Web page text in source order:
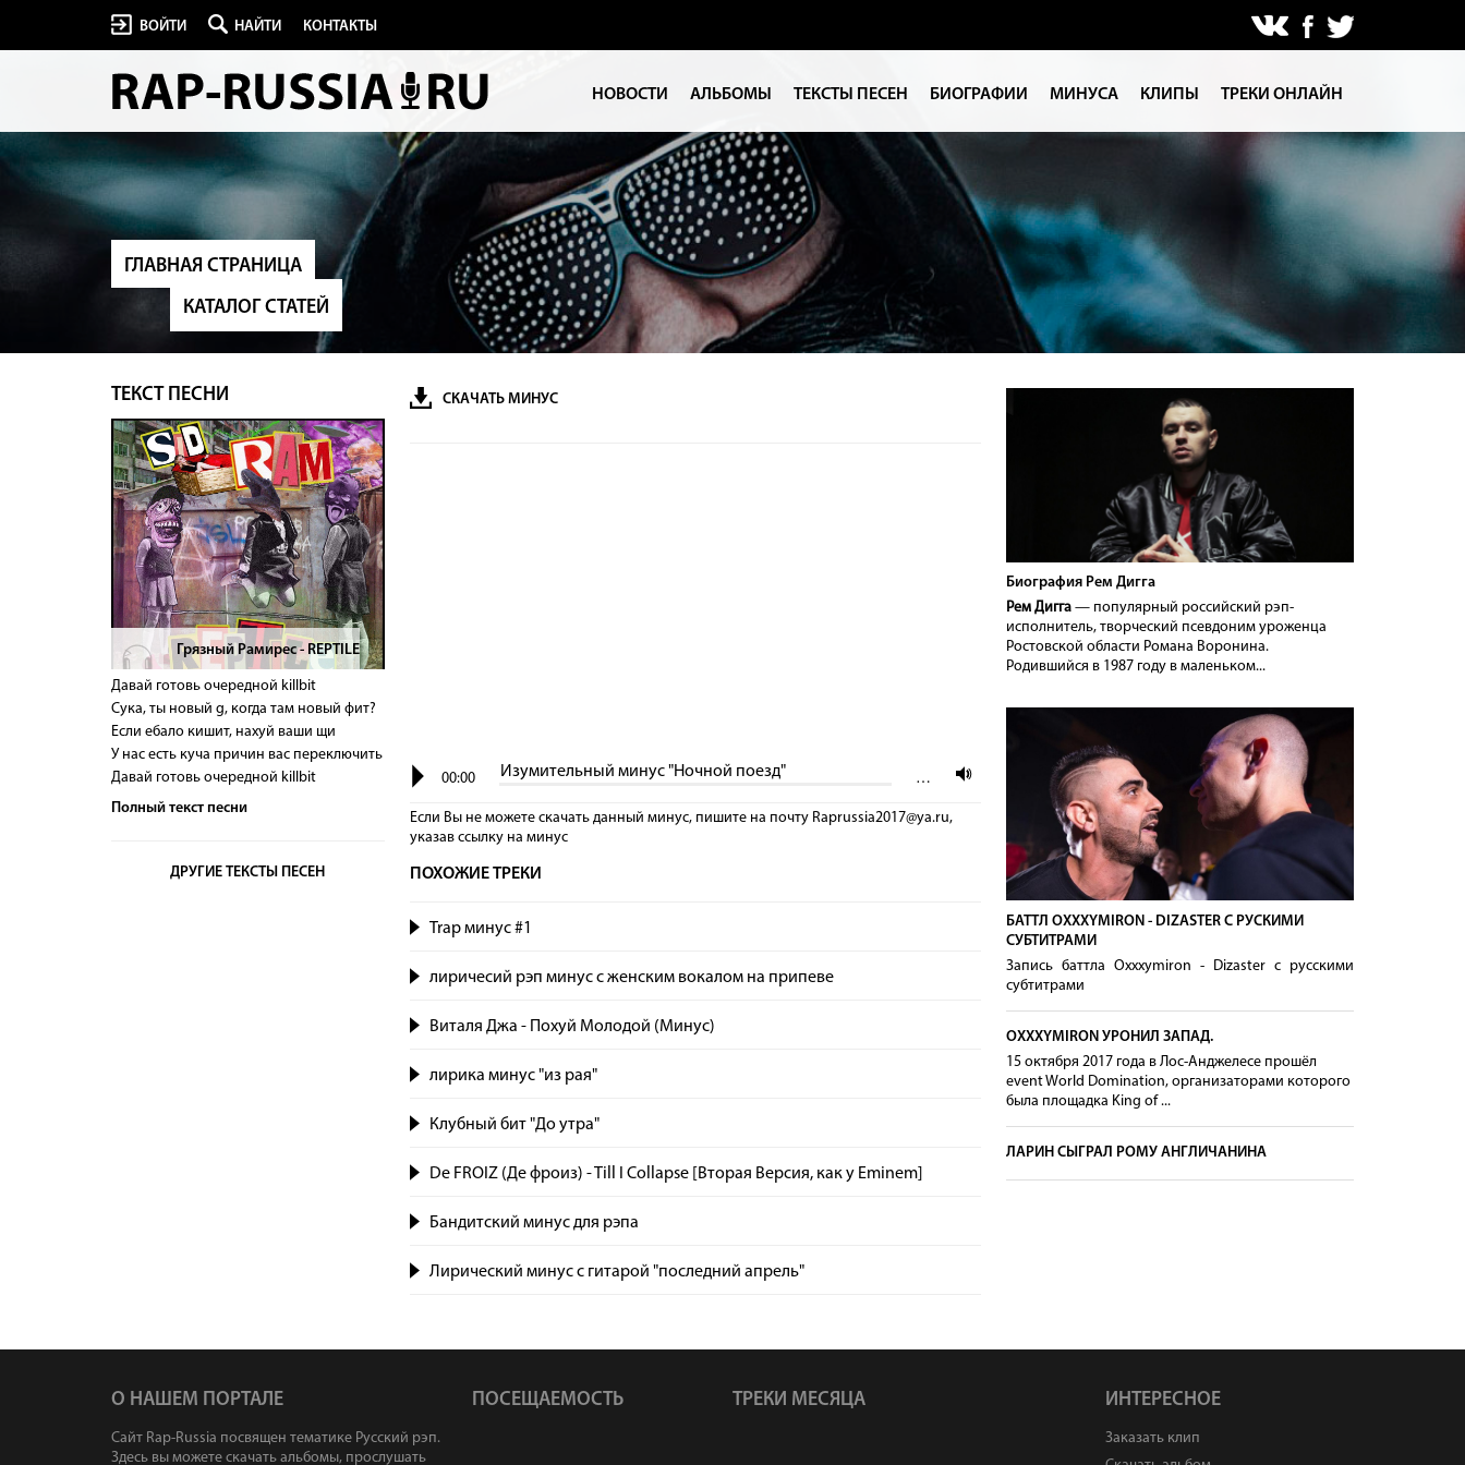
ВОЙТИ НАЙТИ КОНТАКТЫ
НОВОСТИ АЛЬБОМЫ ТЕКСТЫ ПЕСЕН БИОГРАФИИ МИНУСА КЛИПЫ ТРЕКИ ОНЛАЙН
ГЛАВНАЯ СТРАНИЦА
КАТАЛОГ СТАТЕЙ
ТЕКСТ ПЕСНИ
> Грязный Рамирес - REPTILE
Давай готовь очередной killbit
Сука, ты новый g, когда там новый фит?
Если ебало кишит, нахуй ваши щи
У нас есть куча причин вас переключить
Давай готовь очередной killbit
Полный текст песни
ДРУГИЕ ТЕКСТЫ ПЕСЕН
СКАЧАТЬ МИНУС
Изумительный минус "Ночной поезд"
00:00 …
Если Вы не можете скачать данный минус, пишите на почту Raprussia2017@ya.ru,
указав сcылку на минус
ПОХОЖИЕ ТРЕКИ
Trap минус #1
лиричесий рэп минус с женским вокалом на припеве
Виталя Джа - Похуй Молодой (Минус)
лирика минус "из рая"
Клубный бит "До утра"
De FROIZ (Де фроиз) - Till I Collapse [Вторая Версия, как у Eminem]
Бандитский минус для рэпа
Лирический минус с гитарой "последний апрель"
Биография Рем Дигга
Рем Дигга— популярный российский рэп-
исполнитель, творческий псевдоним уроженца
Ростовской области Романа Воронина.
Родившийся в 1987 году в маленьком...
БАТТЛ OXXXYMIRON - DIZASTER С РУСКИМИ
СУБТИТРАМИ
Запись баттла Oxxxymiron - Dizaster с русскими
субтитрами
OXXXYMIRON УРОНИЛ ЗАПАД.
15 октября 2017 года в Лос-Анджелесе прошёл
event World Domination, организаторами которого
была площадка King of ...
ЛАРИН СЫГРАЛ РОМУ АНГЛИЧАНИНА
О НАШЕМ ПОРТАЛЕ
Сайт Rap-Russia посвящен тематике Русский рэп.
Здесь вы можете скачать альбомы, прослушать
ПОСЕЩАЕМОСТЬ ТРЕКИ МЕСЯЦА ИНТЕРЕСНОЕ
Заказать клип